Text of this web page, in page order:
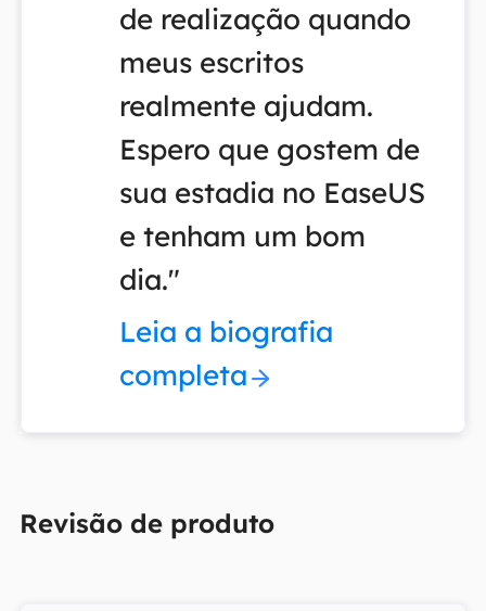
de realização quando
meus escritos
realmente ajudam.
Espero que gostem de
sua estadia no EaseUS
e tenham um bom
dia."
Leia a biografia
completa
Revisão de produto